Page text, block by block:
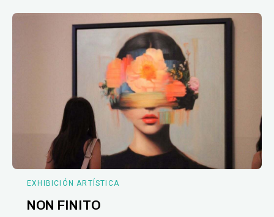
EXHIBICIÓN ARTÍSTICA
NON FINITO